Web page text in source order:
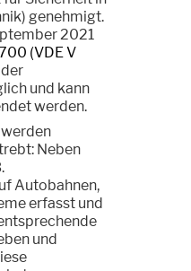
genehmigt.
2021
(VDE V
der
und kann
werden.
Neben
Autobahnen,
erfasst und
und